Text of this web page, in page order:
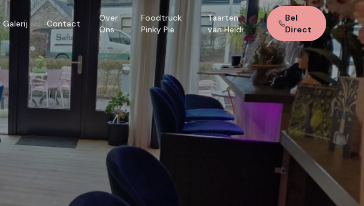
Galerij Contact
Over
Ons
Foodtruck
Pinky Pie
Taarten
van Heidi
Bel
Direct